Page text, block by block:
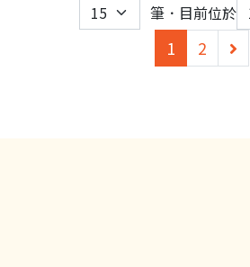
筆．目前位於
1 (current)
2
下
一